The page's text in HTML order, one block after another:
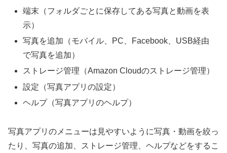
端末（フォルダごとに保存してある写真と動画を表
示）
写真を追加（モバイル、PC、Facebook、USB経由
で写真を追加）
ストレージ管理（Amazon Cloudのストレージ管理）
設定（写真アプリの設定）
ヘルプ（写真アプリのヘルプ）
写真アプリのメニューは見やすいように写真・動画を絞っ
たり、写真の追加、ストレージ管理、ヘルプなどをするこ